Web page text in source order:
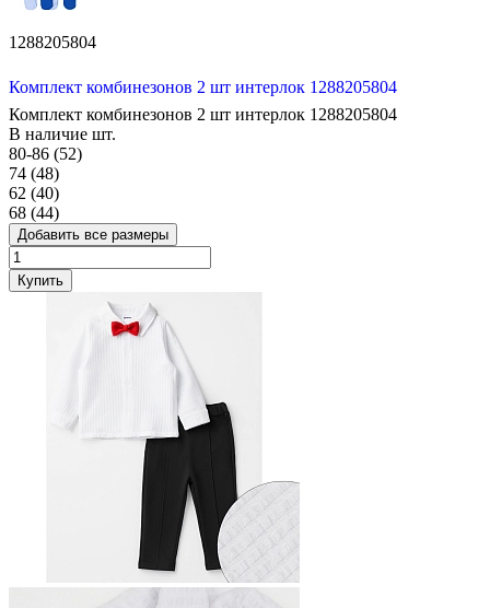
1288205804
Комплект комбинезонов 2 шт интерлок 1288205804
Комплект комбинезонов 2 шт интерлок 1288205804
В наличие шт.
80-86 (52)
74 (48)
62 (40)
68 (44)
Добавить все размеры
Купить